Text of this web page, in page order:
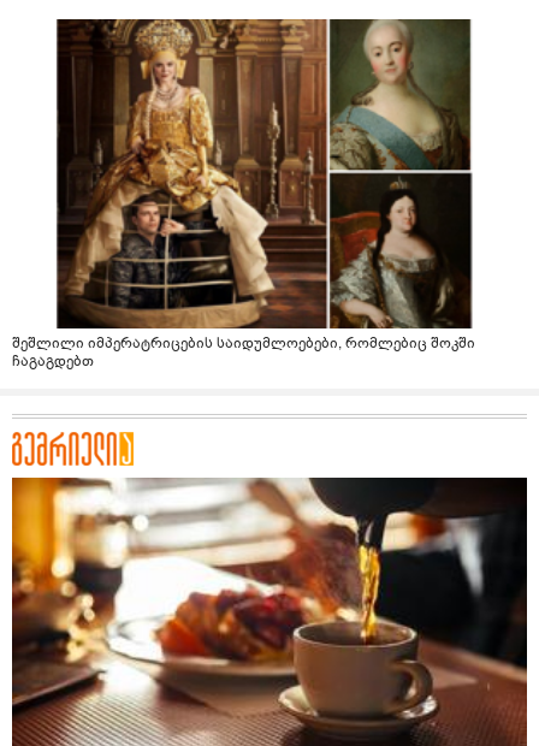
შეშლილი იმპერატრიცების საიდუმლოებები, რომლებიც შოკში
ჩაგაგდებთ